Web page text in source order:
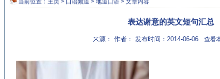
当前位置： 主页 > 口语频道 > 地道口语 > 文章内容
表达谢意的英文短句汇总
来源： 作者： 发布时间：2014-06-06 查看